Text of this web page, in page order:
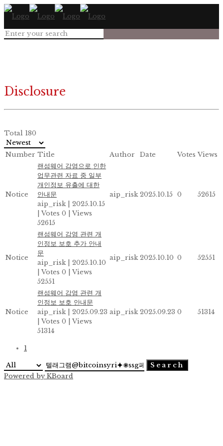
Disclosure
Total 180
Number Title Author Date Votes Views
Notice
랜섬웨어 감염으로 인한
업무관련 자료 중 일부
개인정보 유출에 대한
안내문
aip_risk
2025.10.15
Votes 0
Views
52615
aip_risk 2025.10.15 0 52615
Notice
랜섬웨어 감염 관련 개
인정보 보호 추가 안내
문
aip_risk
2025.10.10
Votes 0
Views
52551
aip_risk 2025.10.10 0 52551
Notice
랜섬웨어 감염 관련 개
인정보 보호 안내문
aip_risk
2025.09.23
Votes 0
Views
51314
aip_risk 2025.09.23 0 51314
1
Search
Powered by KBoard